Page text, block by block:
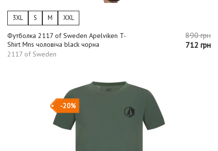
3XL S M XXL
Футболка 2117 of Sweden Apelviken T-
Shirt Mns чоловіча black чорна
2117 of Sweden
890 грн
712 грн
-20%